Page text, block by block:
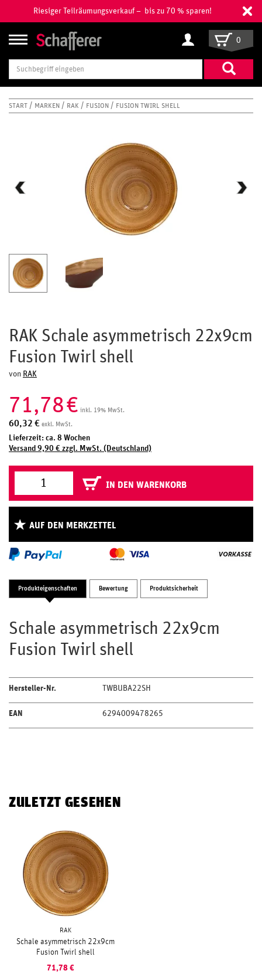
Riesiger Teilräumungsverkauf – bis zu 70 % sparen!
Suchbegriff
eingeben
0
START MARKEN RAK FUSION FUSION TWIRL SHELL
RAK Schale asymmetrisch 22x9cm
Fusion Twirl shell
von RAK
71,78€ inkl. 19% MwSt.
60,32 € exkl. MwSt.
Lieferzeit: ca. 8 Wochen
Versand 9,90 € zzgl. MwSt. (Deutschland)
IN DEN WARENKORB
AUF DEN MERKZETTEL
Produkteigenschaften Bewertung Produktsicherheit
Schale asymmetrisch 22x9cm
Fusion Twirl shell
Hersteller-Nr. TWBUBA22SH
EAN 6294009478265
ZULETZT GESEHEN
RAK
Schale asymmetrisch 22x9cm
Fusion Twirl shell
71,78 €